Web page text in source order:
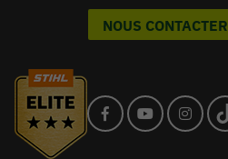
NOUS CONTACTER